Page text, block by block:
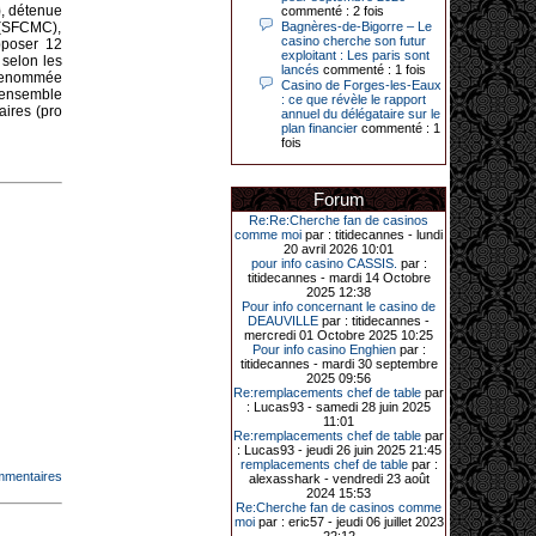
détenue
12
les
(pro
Le plus gros gain gagné depuis plus
de 20 ans dans l’établissement.
31-03-2026|
Série de jackpots au casino JOA de
Gujan-Mestras : ce mois de mars a
été fructueux pour quelques
joueurs. D’abord avec 44 207 euros
une machine à sous pour une mise
initiale de 5,28 €. Puis quelques
jours plus tard, le vendredi 27 mars,
un joueur a décroché 12 086 euros
sur une autre machine à sous.
Enfin, troisième et dernier jackpot,
record cette fois-ci, le samedi 28
mars dernier. Quelque 111 322
euros ont été remportés sur la table
d’Ultimate Texas Hold’em Poker,
grâce à une mise de 5 euros sur la
case bonus et une quinte flush
royale. Ces gains ont été annoncés
dans un communiqué diffusé par le
casino ce lundi 30 mars en soirée.
11-01-2026|
Dimanche 11 janvier, en soirée, une
cliente retraitée de 78 ans, habitant
Trémuson, a eu l’énorme surprise
commenté : 2 fois
Bagnères-de-Bigorre – Le
casino cherche son futur
exploitant : Les paris sont
lancés commenté : 1 fois
Casino de Forges-les-Eaux
: ce que révèle le rapport
annuel du délégataire sur le
plan financier commenté : 1
fois
Forum
Re:Re:Cherche fan de casinos
comme moi par : titidecannes - lundi
20 avril 2026 10:01
pour info casino CASSIS. par :
titidecannes - mardi 14 Octobre
2025 12:38
Pour info concernant le casino de
DEAUVILLE par : titidecannes -
mercredi 01 Octobre 2025 10:25
Pour info casino Enghienpar :
titidecannes - mardi 30 septembre
2025 09:56
Re:remplacements chef de table par
: Lucas93 - samedi 28 juin 2025
11:01
Re:remplacements chef de table par
: Lucas93 - jeudi 26 juin 2025 21:45
remplacements chef de tablepar :
alexasshark - vendredi 23 août
2024 15:53
Re:Cherche fan de casinos comme
moipar : eric57 - jeudi 06 juillet 2023